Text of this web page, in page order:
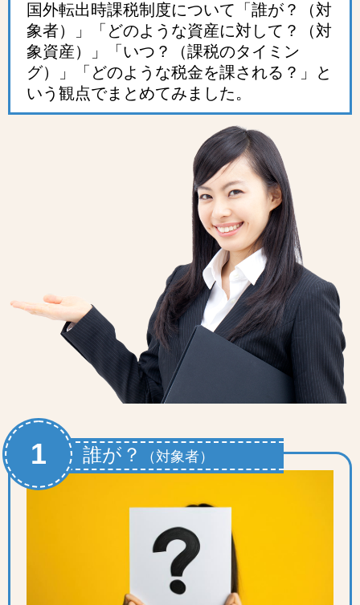
国外転出時課税制度について「誰が？（対
象者）」「どのような資産に対して？（対
象資産）」「いつ？（課税のタイミン
グ）」「どのような税金を課される？」と
いう観点でまとめてみました。
誰が？ （対象者）
1